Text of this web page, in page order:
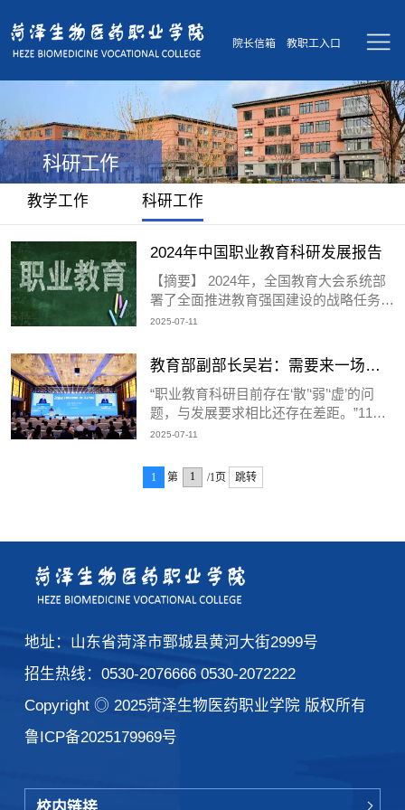
院长信箱 教职工入口
科研工作
教学工作 科研工作
2024年中国职业教育科研发展报告
【摘要】 2024年，全国教育大会系统部
署了全面推进教育强国建设的战略任务和
重大举措，教育强国建设的主攻方向和战
育强国、职教何为”深入研究、积极探
索。为2024年我国职业教育的思想与探
索画像，本刊编辑部邀约9位学者，围绕
职业教育改革重点领域在科研及实践探索
方面的进展进行综述，并在此基础上形成
发展报告。【关键词】 职业教育；科
研；前沿热点；改革实践；...
2025-07-11
教育部副部长吴岩：需要来一场职
业教育科研的真革命
“职业教育科研目前存在‘散’‘弱’‘虚’的问
题，与发展要求相比还存在差距。”11月
14日，在济南召开的2024年全国职业教
吴岩直指当前职业教育科研存在的问题。
11月14日至15日，2024年全国职业教育
折期，面临四个变化：一是，从全国教育
大会开始，整个教育事业进入建设教育强
国频道；二是，国际形势风云变幻，教育
包括职业教育面临着风高浪急，...
2025-07-11
1 第 /1页 跳转
地址：山东省菏泽市鄄城县黄河大街2999号
招生热线：0530-2076666 0530-2072222
Copyright ◎ 2025菏泽生物医药职业学院 版权所有
鲁ICP备2025179969号
药学院